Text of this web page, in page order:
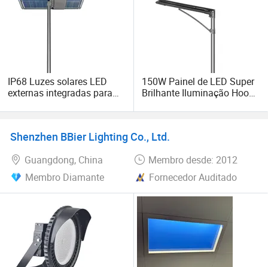
IP68 Luzes solares LED
externas integradas para
para estacionamento e
150W Painel de LED Super
Brilhante Iluminação Hoop
d'Água IP65 Luz Solar de
Shenzhen BBier Lighting Co., Ltd.
Guangdong, China
Membro desde: 2012
Membro Diamante
Fornecedor Auditado